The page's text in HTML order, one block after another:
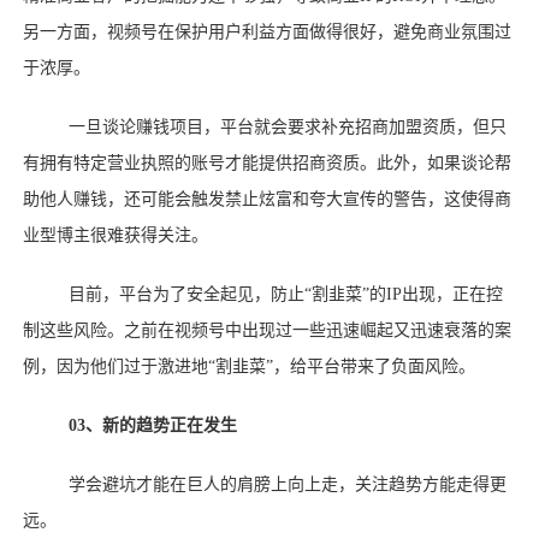
另一方面，视频号在保护用户利益方面做得很好，避免商业氛围过
于浓厚。
一旦谈论赚钱项目，平台就会要求补充招商加盟资质，但只
有拥有特定营业执照的账号才能提供招商资质。此外，如果谈论帮
助他人赚钱，还可能会触发禁止炫富和夸大宣传的警告，这使得商
业型博主很难获得关注。
目前，平台为了安全起见，防止“割韭菜”的IP出现，正在控
制这些风险。之前在视频号中出现过一些迅速崛起又迅速衰落的案
例，因为他们过于激进地“割韭菜”，给平台带来了负面风险。
03、新的趋势正在发生
学会避坑才能在巨人的肩膀上向上走，关注趋势方能走得更
远。